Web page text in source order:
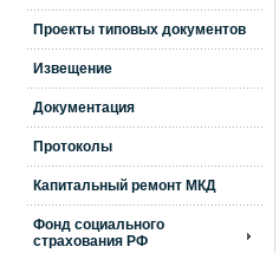
Проекты типовых документов
Извещение
Документация
Протоколы
Капитальный ремонт МКД
Фонд социального
страхования РФ